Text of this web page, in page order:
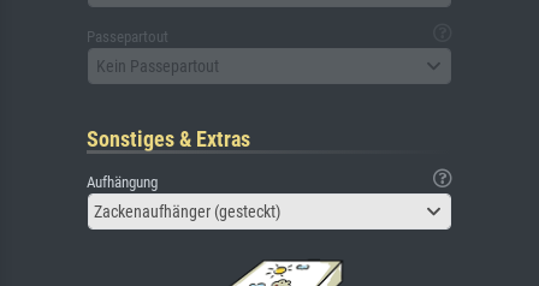
Passepartout
Kein Passepartout
Sonstiges & Extras
Aufhängung
Zackenaufhänger (gesteckt)